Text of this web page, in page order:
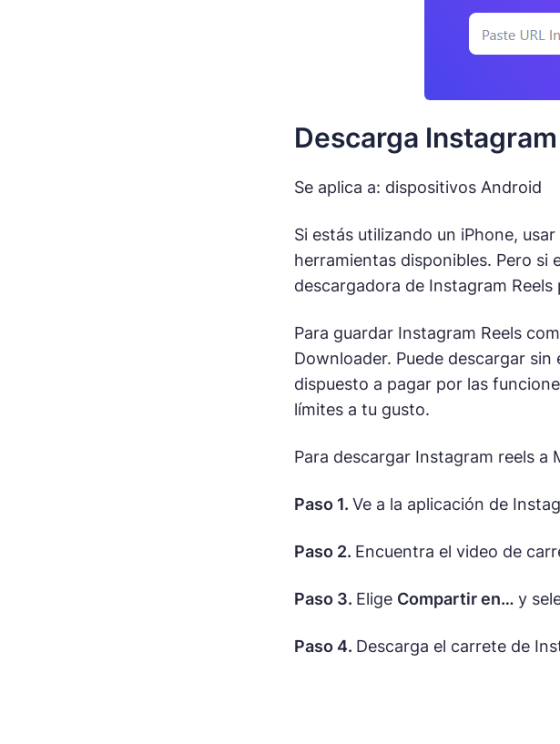
Descarga
Se aplica a: dispositivos Android
Si estás utilizando un iPhone,
herramientas disponibles. Pero si
descargadora de Instagram
Para guardar Instagram Reels
Downloader. Puede descargar
dispuesto a pagar por las
límites a tu gusto.
Para descargar Instagram reels a
Paso 1. Ve a la aplicación de
Paso 2. Encuentra el video de
Paso 3. Elige Compartir en… y
Paso 4. Descarga el carrete de